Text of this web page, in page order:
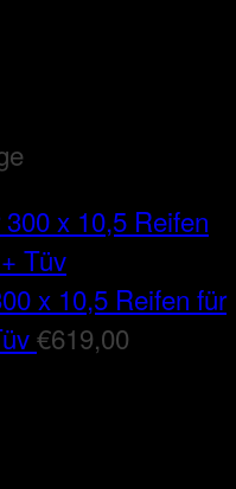
x 10,5 Reifen für
€619,00